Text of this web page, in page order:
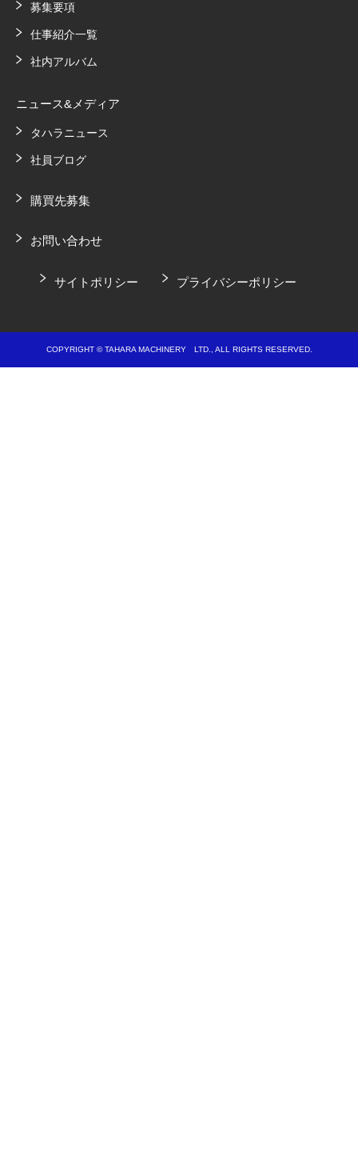
募集要項
仕事紹介一覧
社内アルバム
ニュース&メディア
タハラニュース
社員ブログ
購買先募集
お問い合わせ
サイトポリシー プライバシーポリシー
COPYRIGHT © TAHARA MACHINERY LTD., ALL RIGHTS RESERVED.